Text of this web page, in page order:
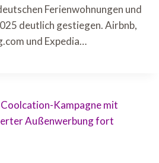
Ferienwohnungen und
deutlich gestiegen. Airbnb,
und Expedia…